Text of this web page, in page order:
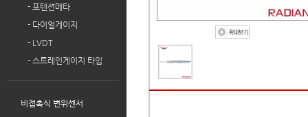
- 포텐션메타
- 다이얼게이지
- LVDT
- 스트레인게이지 타입
비접촉식 변위센서